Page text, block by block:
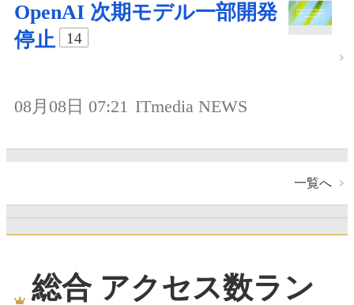
OpenAI 次期モデル一部開発
停止
14
08月08日 07:21 ITmedia NEWS
一覧へ
総合 アクセス数ラン